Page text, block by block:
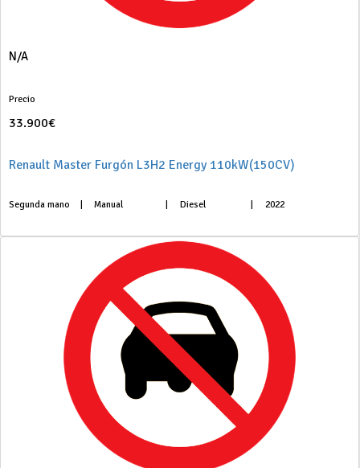
N/A
Precio
33.900€
Renault Master Furgón L3H2 Energy 110kW(150CV)
Segunda mano Manual Diesel 2022